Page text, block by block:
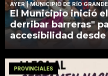
AYER| MUNICIPIO DE RÍO GRANDE
El Municipio inició
derribar barreras"
accesibilidad
PROVINCIALES